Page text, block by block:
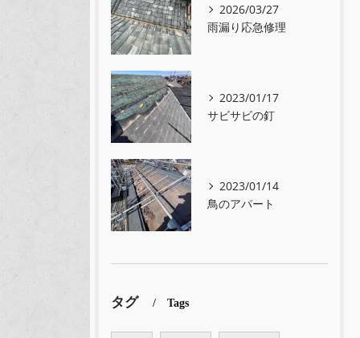
2026/03/27
雨漏り応急修理
2023/01/17
サビサビの釘
2023/01/14
鳥のアパート
タグ Tags